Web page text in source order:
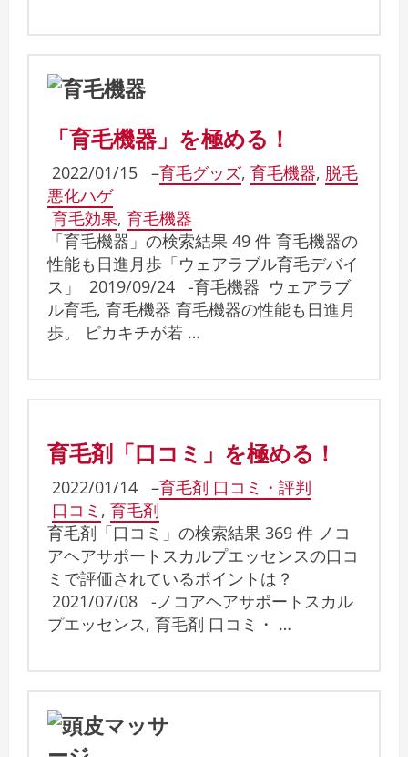
「育毛機器」を極める！
2022/01/15 –育毛グッズ, 育毛機器, 脱毛
悪化ハゲ
育毛効果, 育毛機器
「育毛機器」の検索結果 49 件 育毛機器の
性能も日進月歩「ウェアラブル育毛デバイ
ス」 2019/09/24 -育毛機器 ウェアラブ
ル育毛, 育毛機器 育毛機器の性能も日進月
歩。 ピカキチが若 …
育毛剤「口コミ」を極める！
2022/01/14 –育毛剤 口コミ・評判
口コミ , 育毛剤
育毛剤「口コミ」の検索結果 369 件 ノコ
アヘアサポートスカルプエッセンスの口コ
ミで評価されているポイントは？
2021/07/08 -ノコアヘアサポートスカル
プエッセンス, 育毛剤 口コミ・ …